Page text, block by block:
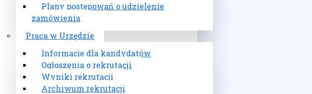
Plany postępowań o udzielenie
zamówienia
Praca w Urzędzie
Informacje dla kandydatów
Ogłoszenia o rekrutacji
Wyniki rekrutacji
Archiwum rekrutacji